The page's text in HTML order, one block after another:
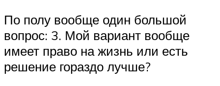
По полу вообще один большой
вопрос: 3. Мой вариант вообще
имеет право на жизнь или есть
решение гораздо лучше?